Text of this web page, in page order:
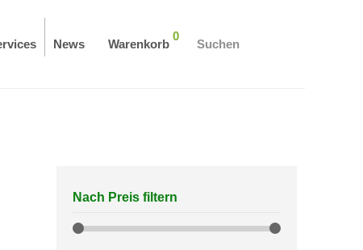
Suchen
Warenkorb
0
News
Nach Preis filtern